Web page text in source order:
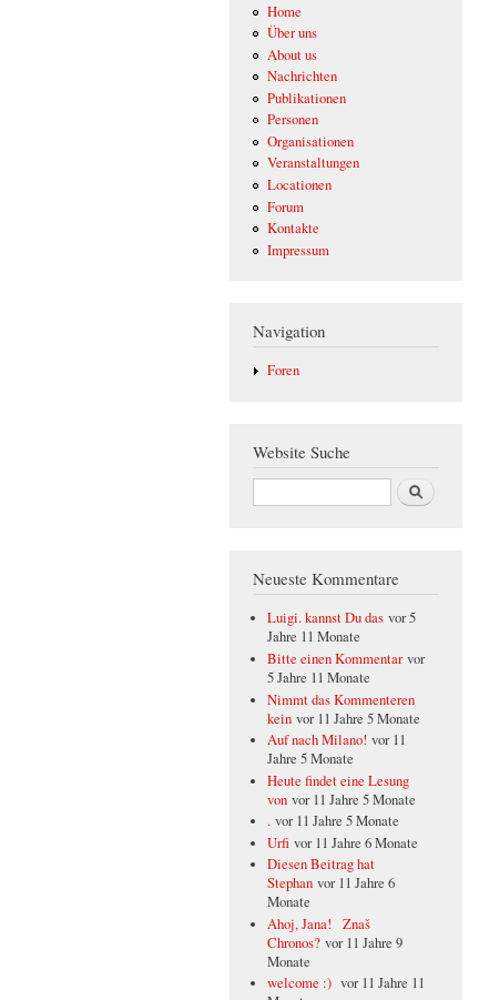
Home
Über uns
About us
Nachrichten
Publikationen
Personen
Organisationen
Veranstaltungen
Locationen
Forum
Kontakte
Impressum
Navigation
Foren
Website Suche
Suche
Neueste Kommentare
Luigi. kannst Du das vor 5
Jahre 11 Monate
Bitte einen Kommentar vor
5 Jahre 11 Monate
Nimmt das Kommenteren
kein vor 11 Jahre 5 Monate
Auf nach Milano! vor 11
Jahre 5 Monate
Heute findet eine Lesung
von vor 11 Jahre 5 Monate
. vor 11 Jahre 5 Monate
Urfi vor 11 Jahre 6 Monate
Diesen Beitrag hat
Stephan vor 11 Jahre 6
Monate
Ahoj, Jana! Znaš
Chronos? vor 11 Jahre 9
Monate
welcome :) vor 11 Jahre 11